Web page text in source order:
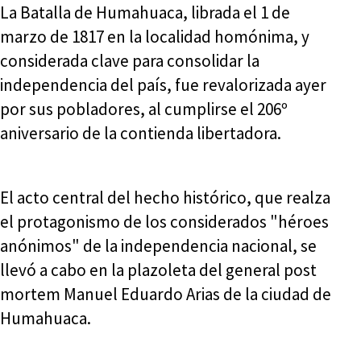
La Batalla de Humahuaca, librada el 1 de
marzo de 1817 en la localidad homónima, y
considerada clave para consolidar la
independencia del país, fue revalorizada ayer
por sus pobladores, al cumplirse el 206º
aniversario de la contienda libertadora.
El acto central del hecho histórico, que realza
el protagonismo de los considerados "héroes
anónimos" de la independencia nacional, se
llevó a cabo en la plazoleta del general post
mortem Manuel Eduardo Arias de la ciudad de
Humahuaca.